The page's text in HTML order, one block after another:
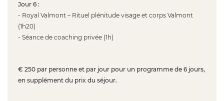
Jour 6 :
- Royal Valmont – Rituel plénitude visage et corps Valmont
(1h20)
- Séance de coaching privée (1h)
€ 250 par personne et par jour pour un programme de 6 jours,
en supplément du prix du séjour.